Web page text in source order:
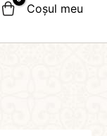
Coșul meu